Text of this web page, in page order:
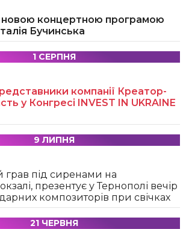
новою концертною програмою
Бучинська
1 СЕРПНЯ
компанії Креатор-
у Конгресі INVEST IN UKRAINE
9 ЛИПНЯ
грав під сиренами на
презентує у Тернополі вечір
композиторів при свічках
21 ЧЕРВНЯ